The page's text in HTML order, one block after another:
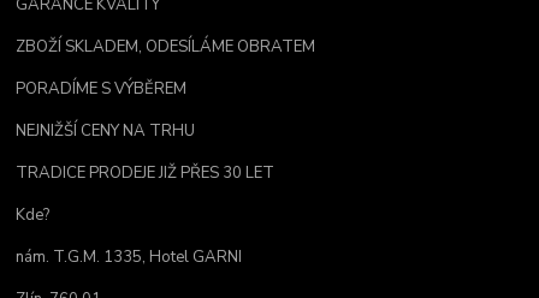
GARANCE KVALITY
ZBOŽÍ SKLADEM, ODESÍLÁME OBRATEM
PORADÍME S VÝBĚREM
NEJNIŽŠÍ CENY NA TRHU
TRADICE PRODEJE JIŽ PŘES 30 LET
Kde?
nám. T.G.M. 1335, Hotel GARNI